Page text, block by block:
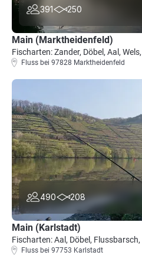
391 250
Main (Marktheidenfeld)
Fischarten: Zander, Döbel, Aal,
Fluss bei 97828 Marktheidenfeld
490 208
Main (Karlstadt)
Fischarten: Aal, Döbel,
Fluss bei 97753 Karlstadt